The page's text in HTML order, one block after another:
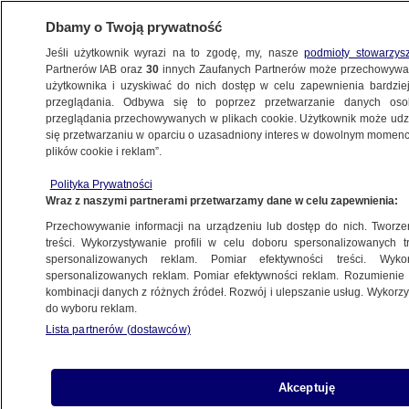
POLSKA
na pytanie o zachowanie Nawrockiego
25.03.2026, 08:24
Posłuchaj artykułu
Czyta lektor AI
Dbamy o Twoją prywatność
Jeśli użytkownik wyrazi na to zgodę, my, naszepodmioty
Partnerów IAB oraz30 innych Zaufanych Partnerów może
użytkownika i uzyskiwać do nich dostęp w celu zapewnienia
przeglądania. Odbywa się to poprzez przetwarzanie danych
przeglądania przechowywanych w plikach cookie. Użytkownik może
się przetwarzaniu w oparciu o uzasadniony interes w dowolnym
plików cookie i reklam”.
Polityka Prywatności
Wraz z naszymi partnerami przetwarzamy dane w celu zapewnienia:
Przechowywanie informacji na urządzeniu lub dostęp do nich.
treści. Wykorzystywanie profili w celu doboru spersonalizowanych
spersonalizowanych reklam. Pomiar efektywności treści.
spersonalizowanych reklam. Pomiar efektywności reklam.
kombinacji danych z różnych źródeł. Rozwój i ulepszanie usług.
do wyboru reklam.
Lista partnerów (dostawców)
Akceptuję